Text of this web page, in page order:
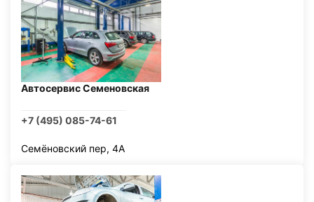
Автосервис Семеновская
+7 (495) 085-74-61
Семёновский пер, 4А